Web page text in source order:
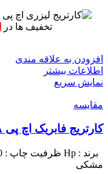
تخفیف ها در
افزودن به علاقه مندی
اطلاعات بیشتر
نمایش سریع
مقايسه
کارتریج فابریک اچ پی HP 35A
برند : Hp ظرفیت چاپ : 1500 برگ
مشکی